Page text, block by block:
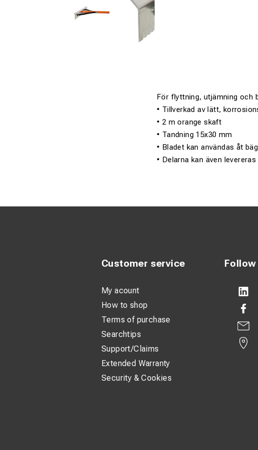
För flyttning, utjämning och
• Tillverkad av lätt,
• 2 m orange skaft
• Tandning 15x30 mm
• Bladet kan användas åt
• Delarna kan även
Follow
Customer service
My acount
How to shop
Terms of purchase
Searchtips
Support/Claims
Extended Warranty
Security & Cookies